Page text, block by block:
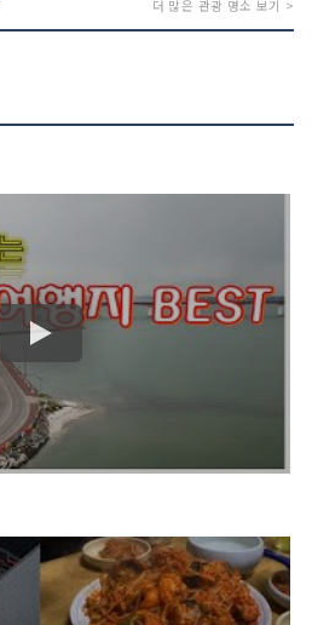
더 많은 관광 명소 보기 >